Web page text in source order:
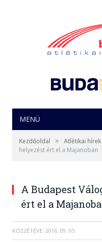
MENÜ
Kezdőoldal » Atlétikai hírek
helyezést ért el a Majanoban
A Budapest
ért el a
KÖZZÉTÉVE: 2016. 09. 05.